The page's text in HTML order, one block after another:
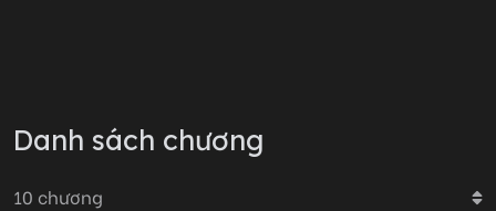
Danh sách chương
10 chương